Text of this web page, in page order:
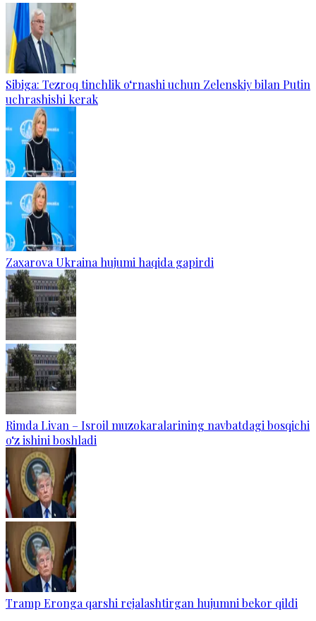
Sibiga: Tezroq tinchlik o‘rnashi uchun Zelenskiy bilan Putin
uchrashishi kerak
Zaxarova Ukraina hujumi haqida gapirdi
Rimda Livan – Isroil muzokaralarining navbatdagi bosqichi
o‘z ishini boshladi
Tramp Eronga qarshi rejalashtirgan hujumni bekor qildi